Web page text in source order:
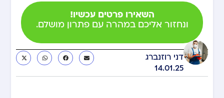
השאירו פרטים עכשיו!
ונחזור אליכם במהרה עם פתרון מושלם.
דני רוזנברג
14.01.25